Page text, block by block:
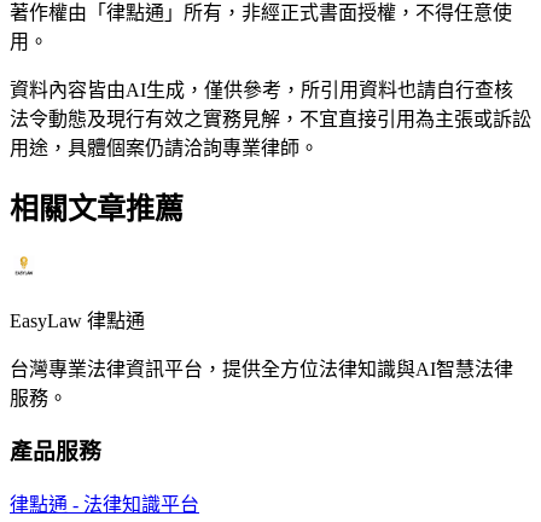
著作權由「律點通」所有，非經正式書面授權，不得任意使
用。
資料內容皆由AI生成，僅供參考，所引用資料也請自行查核
法令動態及現行有效之實務見解，不宜直接引用為主張或訴訟
用途，具體個案仍請洽詢專業律師。
相關文章推薦
EasyLaw 律點通
台灣專業法律資訊平台，提供全方位法律知識與AI智慧法律
服務。
產品服務
律點通 - 法律知識平台